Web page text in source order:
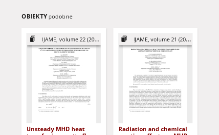
OBIEKTY podobne
IJAME, volume 22 (2017)
Unsteady MHD heat
IJAME, volume 21 (2016)
Radiation and chemical